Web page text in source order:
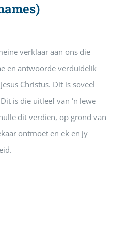
verklaar aan ons die
en antwoorde verduidelik
Christus. Dit is soveel
is die uitleef van ‘n lewe
dit verdien, op grond van
ontmoet en ek en jy